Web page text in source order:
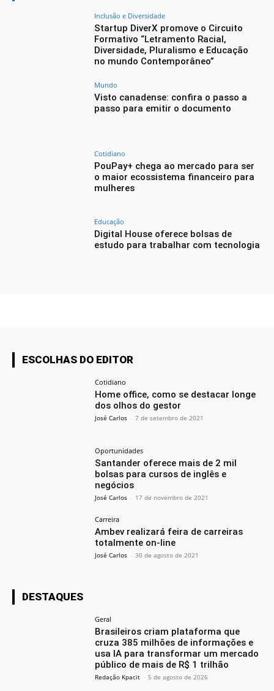
Inclusão e Diversidade
Startup DiverX promove o Circuito
Formativo “Letramento Racial,
Diversidade, Pluralismo e Educação
no mundo Contemporâneo”
Mundo
Visto canadense: confira o passo a
passo para emitir o documento
Cotidiano
PouPay+ chega ao mercado para ser
o maior ecossistema financeiro para
mulheres
Educação
Digital House oferece bolsas de
estudo para trabalhar com tecnologia
ESCOLHAS DO EDITOR
Cotidiano
Home office, como se destacar longe
dos olhos do gestor
José Carlos - 7 de setembro de 2021
Oportunidades
Santander oferece mais de 2 mil
bolsas para cursos de inglês e
negócios
José Carlos - 17 de novembro de 2021
Carreira
Ambev realizará feira de carreiras
totalmente on-line
José Carlos - 30 de agosto de 2021
DESTAQUES
Geral
Brasileiros criam plataforma que
cruza 385 milhões de informações e
usa IA para transformar um mercado
público de mais de R$ 1 trilhão
Redação Kpacit - 5 de agosto de 2026